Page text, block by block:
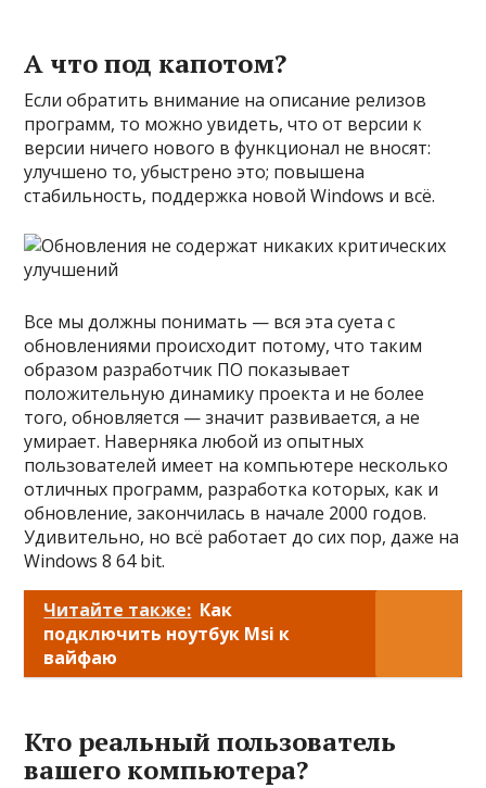
А что под капотом?
Если обратить внимание на описание релизов
программ, то можно увидеть, что от версии к
версии ничего нового в функционал не вносят:
улучшено то, убыстрено это; повышена
стабильность, поддержка новой Windows и всё.
Все мы должны понимать — вся эта суета с
обновлениями происходит потому, что таким
образом разработчик ПО показывает
положительную динамику проекта и не более
того, обновляется — значит развивается, а не
умирает. Наверняка любой из опытных
пользователей имеет на компьютере несколько
отличных программ, разработка которых, как и
обновление, закончилась в начале 2000 годов.
Удивительно, но всё работает до сих пор, даже на
Windows 8 64 bit.
Читайте также: Как
подключить ноутбук Msi к
вайфаю
Кто реальный пользователь
вашего компьютера?